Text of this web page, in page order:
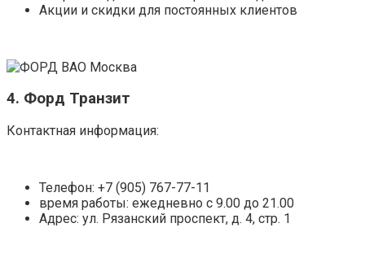
Акции и скидки для постоянных клиентов
4. Форд Транзит
Контактная информация:
Телефон: +7 (905) 767-77-11
время работы: ежедневно с 9.00 до 21.00
Адрес: ул. Рязанский проспект, д. 4, стр. 1